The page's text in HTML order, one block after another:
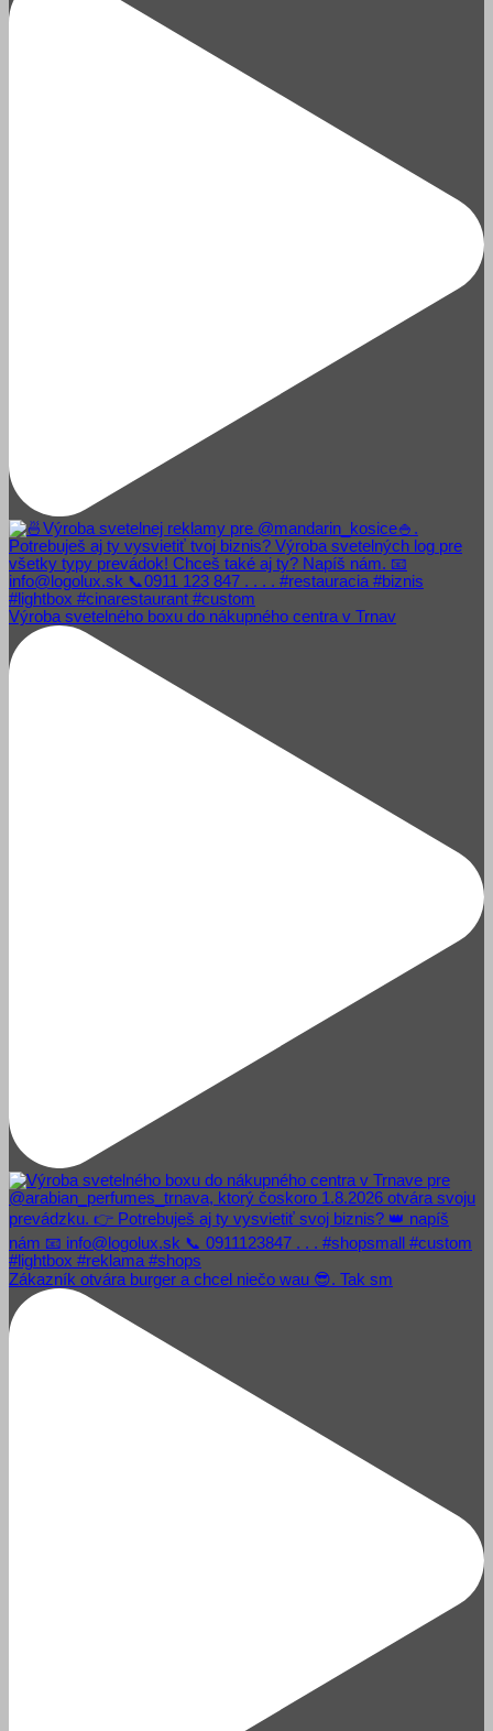
Výroba svetelného boxu do nákupného centra v Trnav
Zákazník otvára burger a chcel niečo wau 😎. Tak sm